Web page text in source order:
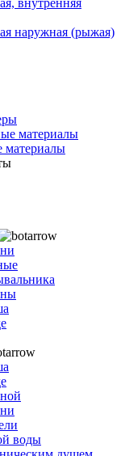
наружная (рыжая)
материалы
воды